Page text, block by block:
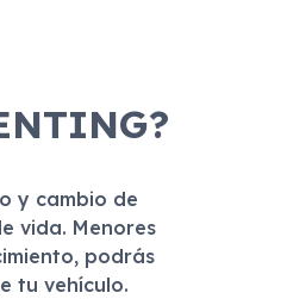
y cambio de
vida. Menores
podrás
tu vehículo.